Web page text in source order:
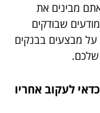
מבינים את
שבודקים
על מבצעים בבנקים
שלכם.
לעקוב אחריו